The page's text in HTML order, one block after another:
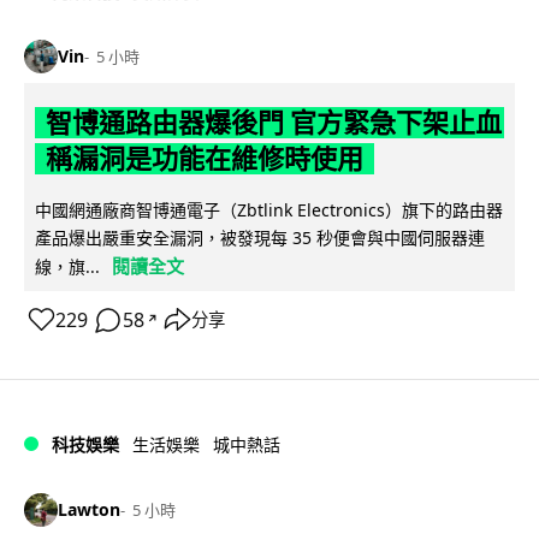
Vin 5 小時
智博通路由器爆後門 官方緊急下架止血
稱漏洞是功能在維修時使用
中國網通廠商智博通電子（Zbtlink Electronics）旗下的路由器
產品爆出嚴重安全漏洞，被發現每 35 秒便會與中國伺服器連
線，旗...
閱讀全文
229 58 ↗ 分享
科技娛樂 生活娛樂 城中熱話
Lawton 5 小時